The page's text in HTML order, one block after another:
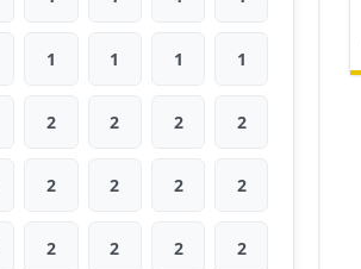
1 1 1 1
2 2 2 2
2 2 2 2
2 2 2 2